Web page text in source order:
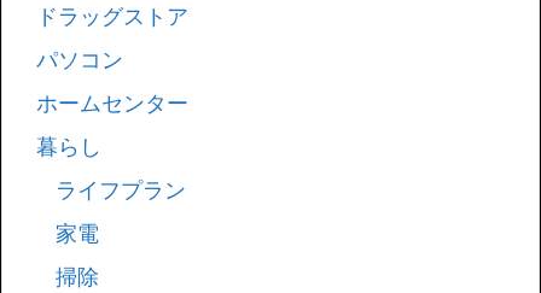
ドラッグストア
パソコン
ホームセンター
暮らし
ライフプラン
家電
掃除